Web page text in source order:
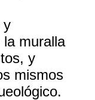
y
muralla
y
mismos